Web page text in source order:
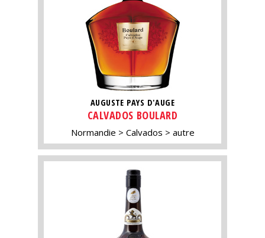
AUGUSTE PAYS D'AUGE
CALVADOS BOULARD
Normandie Calvados autre